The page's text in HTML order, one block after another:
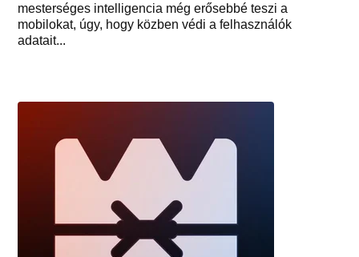
mesterséges intelligencia még erősebbé teszi a
mobilokat, úgy, hogy közben védi a felhasználók
adatait...